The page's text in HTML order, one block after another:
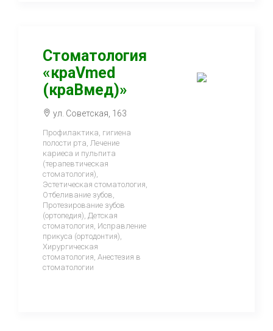
Стоматология
«краVmed
(краВмед)»
ул. Советская, 163
Профилактика, гигиена
полости рта, Лечение
кариеса и пульпита
(терапевтическая
стоматология),
Эстетическая стоматология,
Отбеливание зубов,
Протезирование зубов
(ортопедия), Детская
стоматология, Исправление
прикуса (ортодонтия),
Хирургическая
стоматология, Анестезия в
стоматологии